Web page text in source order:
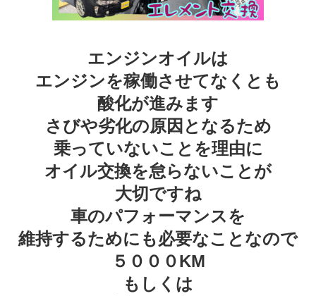
エンジンオイルは
エンジンを稼働させてなくとも
酸化が進みます
さびや劣化の原因となるため
乗っていないことを理由に
オイル交換を怠らないことが
大切ですね
車のパフォーマンスを
維持するためにも必要なことなので
５０００KM
もしくは